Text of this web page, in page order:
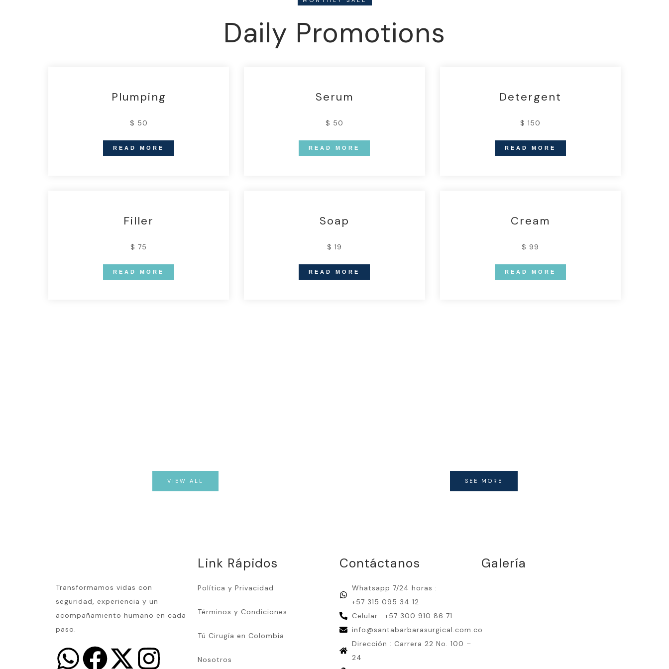
Daily Promotions
Plumping
$ 50
READ MORE
Serum
$ 50
READ MORE
Detergent
$ 150
READ MORE
Filler
$ 75
READ MORE
Soap
$ 19
READ MORE
Cream
$ 99
READ MORE
VIEW ALL SEE MORE
Transformamos vidas con
seguridad, experiencia y un
acompañamiento humano en cada
paso.
Link Rápidos
Política y Privacidad
Términos y Condiciones
Tú Cirugía en Colombia
Nosotros
Contáctanos
Whatsapp 7/24 horas :
+57 315 095 34 12
Celular : +57 300 910 86 71
info@santabarbarasurgical.com.co
Dirección : Carrera 22 No. 100 –
24
Galería